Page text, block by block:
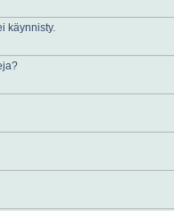
käynnisty.